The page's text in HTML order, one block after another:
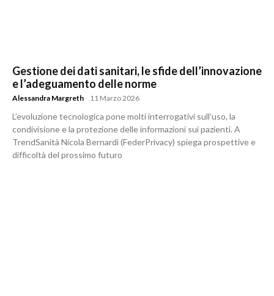
Gestione dei dati sanitari, le sfide dell’innovazione
e l’adeguamento delle norme
Alessandra Margreth - 11 Marzo 2026
L’evoluzione tecnologica pone molti interrogativi sull’uso, la
condivisione e la protezione delle informazioni sui pazienti. A
TrendSanità Nicola Bernardi (FederPrivacy) spiega prospettive e
difficoltà del prossimo futuro